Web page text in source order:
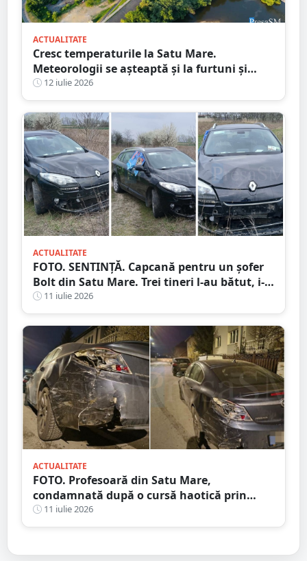
ACTUALITATE
Cresc temperaturile la Satu Mare.
Meteorologii se așteaptă și la furtuni și
vijelii. Prognoza meteo pentru săptămâna
următoare
12 iulie 2026
ACTUALITATE
FOTO. SENTINȚĂ. Capcană pentru un șofer
Bolt din Satu Mare. Trei tineri l-au bătut, i-
au furat mașina și banii după ce l-au
chemat prin aplicație
11 iulie 2026
ACTUALITATE
FOTO. Profesoară din Satu Mare,
condamnată după o cursă haotică prin
oraș. Alcoolemie uriașă, oprită de un șofer
curajos
11 iulie 2026